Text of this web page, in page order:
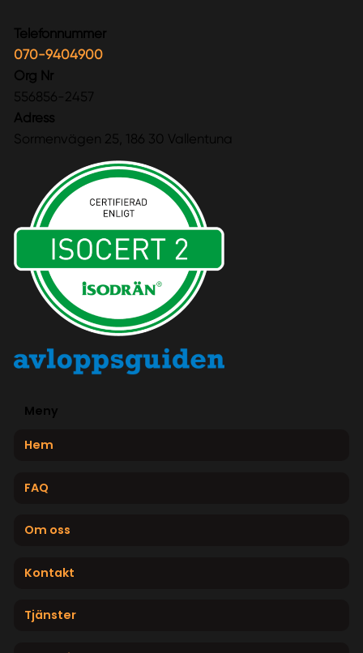
Telefonnummer
070-9404900
Org Nr
556856-2457
Adress
Sormenvägen 25, 186 30 Vallentuna
Meny
Hem
FAQ
Om oss
Kontakt
Tjänster